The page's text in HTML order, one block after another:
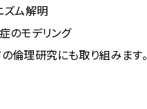
ズム解明
のモデリング
倫理研究にも取り組みます。